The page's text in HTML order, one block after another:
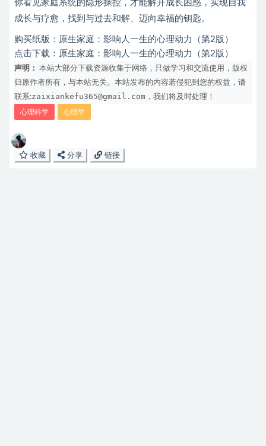
你看见家庭系统的隐形操控，才能解开成长困惑，实现自我
成长与疗愈，找到与过去和解、迈向幸福的钥匙。
购买纸版： 原生家庭：影响人一生的心理动力（第2版）
点击下载： 原生家庭：影响人一生的心理动力（第2版）
声明：
本站大部分下载资源收集于网络，只做学习和交流使用，版权
归原作者所有，与本站无关。本站发布的内容若侵犯到您的权益，请
联系:zaixiankefu365@gmail.com ，我们将及时处理！
心理科学 心理学
收藏 分享 链接